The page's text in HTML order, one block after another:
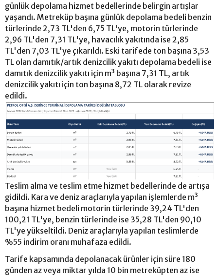
günlük depolama hizmet bedellerinde belirgin artışlar
yaşandı. Metreküp başına günlük depolama bedeli benzin
türlerinde 2,73 TL'den 6,75 TL'ye, motorin türlerinde
2,96 TL'den 7,31 TL'ye, havacılık yakıtında ise 2,85
TL'den 7,03 TL'ye çıkarıldı. Eski tarifede ton başına 3,53
TL olan damıtık/artık denizcilik yakıtı depolama bedeli ise
damıtık denizcilik yakıtı için m³ başına 7,31 TL, artık
denizcilik yakıtı için ton başına 8,72 TL olarak revize
edildi.
Teslim alma ve teslim etme hizmet bedellerinde de artışa
gidildi. Kara ve deniz araçlarıyla yapılan işlemlerde m³
başına hizmet bedeli motorin türlerinde 39,24 TL'den
100,21 TL'ye, benzin türlerinde ise 35,28 TL'den 90,10
TL'ye yükseltildi. Deniz araçlarıyla yapılan teslimlerde
%55 indirim oranı muhafaza edildi.
Tarife kapsamında depolanacak ürünler için süre 180
günden az veya miktar yılda 10 bin metreküpten az ise